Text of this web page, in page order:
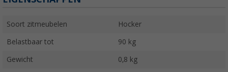
Soort zitmeubelen Hocker
Belastbaar tot 90 kg
Gewicht 0,8 kg